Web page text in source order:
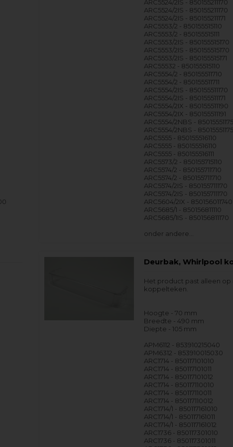
ARC5524/2IS - 850155211170
ARC5524/2IS - 850155211170
ARC5524/2IS - 850155211171
ARC5553/2 - 850155515110
ARC5553/2 - 850155515111
ARC5553/2IS - 850155515170
ARC5553/2IS - 850155515170
ARC5553/2IS - 850155515171
ARC55532 - 850155515110
ARC5554/2 - 850155511710
ARC5554/2 - 850155511711
ARC5554/2IS - 850155511170
ARC5554/2IS - 850155511171
ARC5554/2IX - 850155511190
ARC5554/2IX - 850155511191
ARC5554/2NBS -
ARC5554/2NBS -
ARC5555 - 850155516110
ARC5555 - 850155516110
ARC5555 - 850155516111
ARC5573/2 - 850155715110
ARC5574/2 - 850155711710
ARC5574/2 - 850155711710
ARC5574/2IS - 850155711170
ARC5574/2IS - 850155711170
ARC5604/2IX - 850156011740
ARC5685/1 - 850156811110
ARC5685/1IS - 850156811170
onder andere…
Deurbak, Whirlpool
Het product past alleen
koppelteken.
Hoogte - 70 mm
Breedte - 490 mm
Diepte - 105 mm
APM6112 - 853910215040
APM6312 - 853910015030
ARC1714 - 850117101010
ARC1714 - 850117101011
ARC1714 - 850117101012
ARC1714 - 850117110010
ARC1714 - 850117110011
ARC1714 - 850117110012
ARC1714/1 - 850117161010
ARC1714/1 - 850117161011
ARC1714/1 - 850117161012
ARC1736 - 850117301010
ARC1736 - 850117301011